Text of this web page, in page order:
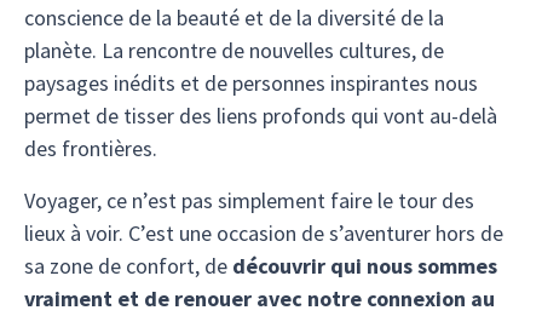
conscience de la beauté et de la diversité de la
planète. La rencontre de nouvelles cultures, de
paysages inédits et de personnes inspirantes nous
permet de tisser des liens profonds qui vont au-delà
des frontières.
Voyager, ce n’est pas simplement faire le tour des
lieux à voir. C’est une occasion de s’aventurer hors de
sa zone de confort, de découvrir qui nous sommes
vraiment et de renouer avec notre connexion au